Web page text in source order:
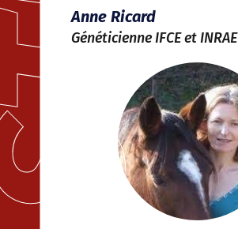
Anne Ricard
Généticienne IFCE et INRAE